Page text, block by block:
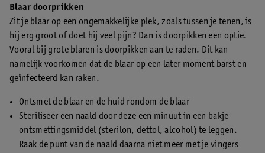
Blaar doorprikken
Zit je blaar op een ongemakkelijke plek, zoals tussen je tenen, is
hij erg groot of doet hij veel pijn? Dan is doorpikken een optie.
Vooral bij grote blaren is doorpikken aan te raden. Dit kan
namelijk voorkomen dat de blaar op een later moment barst en
geïnfecteerd kan raken.
Ontsmet de blaar en de huid rondom de blaar
Steriliseer een naald door deze een minuut in een bakje
ontsmettingsmiddel (sterilon, dettol, alcohol) te leggen.
Raak de punt van de naald daarna niet meer met je vingers